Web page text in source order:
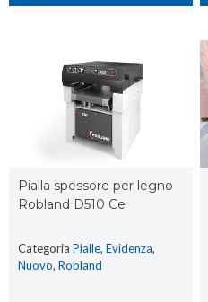
Pialla spessore per legno
Robland D510 Ce
Categoria Pialle, Evidenza,
Nuovo, Robland